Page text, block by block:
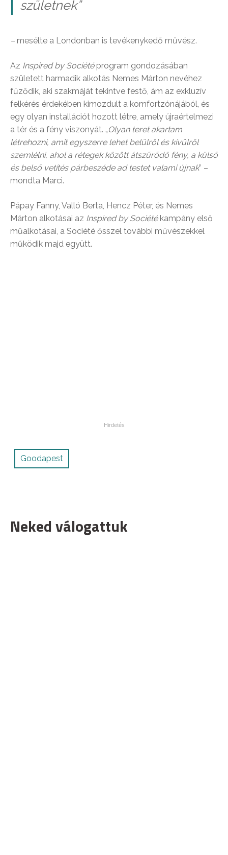
születnek”
– mesélte a Londonban is tevékenykedő művész.
Az Inspired by Sociétéprogram gondozásában
született harmadik alkotás Nemes Márton nevéhez
fűződik, aki szakmáját tekintve festő, ám az exkluzív
felkérés érdekében kimozdult a komfortzónájából, és
egy olyan installációt hozott létre, amely újraértelmezi
a tér és a fény viszonyát. „Olyan teret akartam
létrehozni, amit egyszerre lehet belülről és kívülről
szemlélni, ahol a rétegek között átszűrődő fény, a külső
és belső vetítés párbeszéde ad testet valami újnak” –
mondta Marci.
Pápay Fanny, Valló Berta, Hencz Péter, és Nemes
Márton alkotásai az Inspired by Sociétékampány első
műalkotásai, a Société ősszel további művészekkel
működik majd együtt.
Goodapest
Neked válogattuk